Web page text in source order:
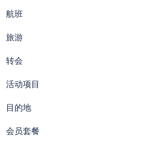
航班
旅游
转会
活动项目
目的地
会员套餐